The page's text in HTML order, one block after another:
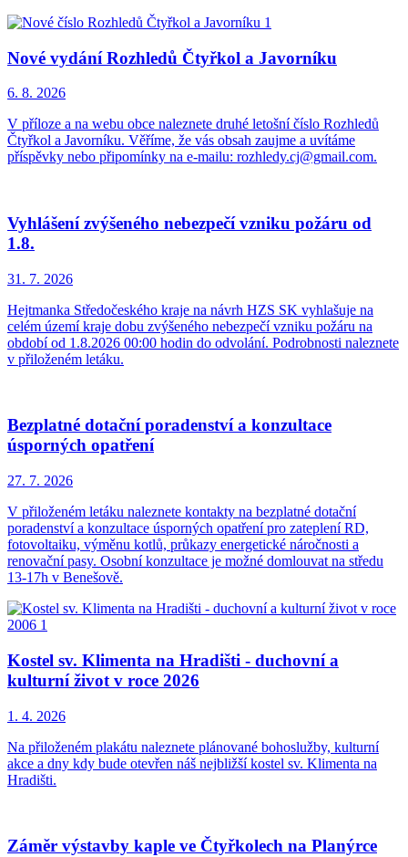
Nové vydání Rozhledů Čtyřkol a Javorníku
6. 8. 2026
V příloze a na webu obce naleznete druhé letošní číslo Rozhledů
Čtyřkol a Javorníku. Věříme, že vás obsah zaujme a uvítáme
příspěvky nebo připomínky na e-mailu: rozhledy.cj@gmail.com.
Vyhlášení zvýšeného nebezpečí vzniku požáru od
1.8.
31. 7. 2026
Hejtmanka Středočeského kraje na návrh HZS SK vyhlašuje na
celém území kraje dobu zvýšeného nebezpečí vzniku požáru na
období od 1.8.2026 00:00 hodin do odvolání. Podrobnosti naleznete
v přiloženém letáku.
Bezplatné dotační poradenství a konzultace
úsporných opatření
27. 7. 2026
V přiloženém letáku naleznete kontakty na bezplatné dotační
poradenství a konzultace úsporných opatření pro zateplení RD,
fotovoltaiku, výměnu kotlů, průkazy energetické náročnosti a
renovační pasy. Osobní konzultace je možné domlouvat na středu
13-17h v Benešově.
Kostel sv. Klimenta na Hradišti - duchovní a
kulturní život v roce 2026
1. 4. 2026
Na přiloženém plakátu naleznete plánované bohoslužby, kulturní
akce a dny kdy bude otevřen náš nejbližší kostel sv. Klimenta na
Hradišti.
Záměr výstavby kaple ve Čtyřkolech na Planýrce